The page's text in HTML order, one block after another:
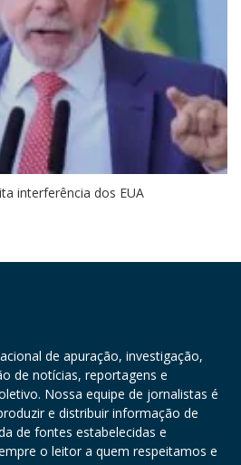
interferência dos EUA
de apuração, investigação,
de notícias, reportagens e
Nossa equipe de jornalistas é
e distribuir informação de
de fontes estabelecidas e
o leitor a quem respeitamos e